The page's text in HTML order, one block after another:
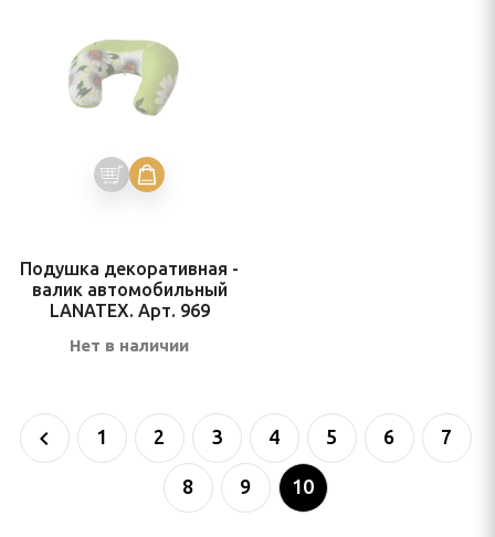
Подушка декоративная -
валик автомобильный
LANATEX. Арт. 969
Нет в наличии
1 2 3 4 5 6 7
8 9 10